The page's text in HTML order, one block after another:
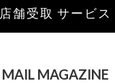
店舗受取 サービス
MAIL MAGAZINE